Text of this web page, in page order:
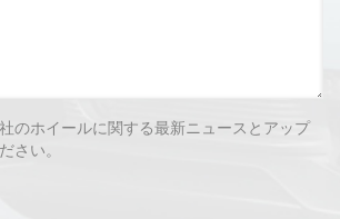
のホイールに関する最新ニュースとアップ
さい。